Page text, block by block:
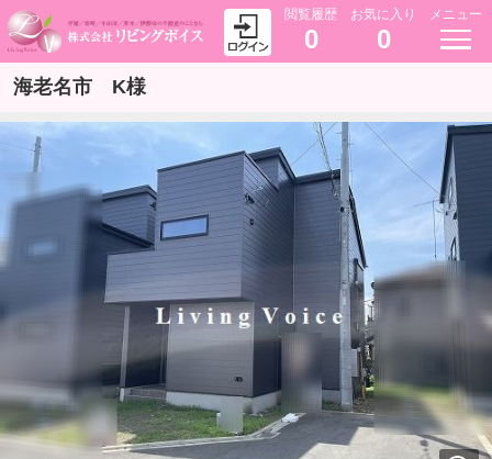
閲覧履歴
0
お気に入り
0
メニュー
海老名市 K様